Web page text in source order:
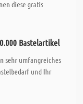
diese gratis
Bastelartikel
sehr umfangreiches
und Ihr